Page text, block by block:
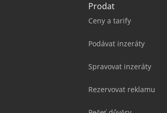
Prodat
Ceny a tarify
Podávat inzeráty
Spravovat inzeráty
Rezervovat reklamu